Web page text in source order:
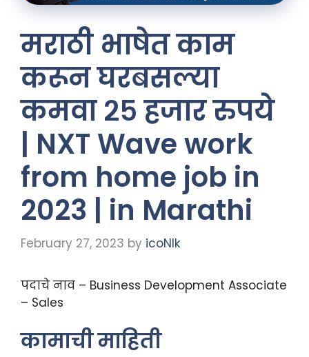
मराठी भाषेत काम
करून घरबसल्या
कमवा २५ हजार रुपये
| NXT Wave work
from home job in
2023 | in Marathi
February 27, 2023 by icoNIk
पदाचे नाव – Business Development Associate
– Sales
कामाची माहिती